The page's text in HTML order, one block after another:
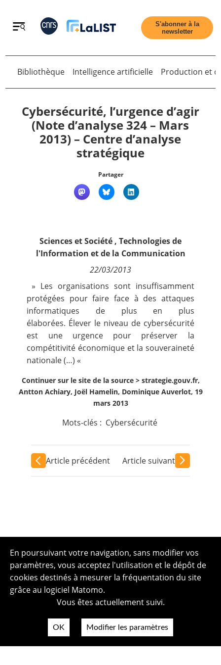
Retour
Qui sommes nous ?
Nous suivre
S'abonner à la
newsletter
Retour
Bibliothèque Intelligence artificielle Production et
Cybersécurité, l’urgence d’agir
(Note d’analyse 324 – Mars
2013) – Centre d’analyse
stratégique
Partager
Sciences et Société , Technologies de
l'Information et de la Communication
22/03/2013
» Les organisations sont insuffisamment
protégées pour faire face à des attaques
informatiques de plus en plus
élaborées. Élever le niveau de cybersécurité
est une urgence pour préserver la
compétitivité économique et la souveraineté
nationale (…) «
Continuer sur le site de la source > strategie.gouv.fr,
Antton Achiary, Joël Hamelin, Dominique Auverlot, 19
mars 2013
Mots-clés : Cybersécurité
Article précédent Article suivant
En poursuivant votre navigation, sans modifier vos
paramètres, vous acceptez l'utilisation et le dépôt de
cookies destinés à mesurer la fréquentation du site
grâce au logiciel Matomo.
Vous êtes actuellement suivi.
OK Modifier les paramètres